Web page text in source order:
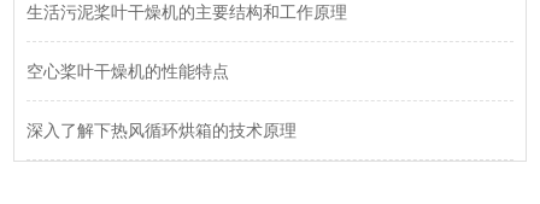
生活污泥桨叶干燥机的主要结构和工作原理
空心桨叶干燥机的性能特点
深入了解下热风循环烘箱的技术原理